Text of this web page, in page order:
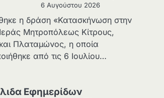
6 Αυγούστου 2026
η δράση «Κατασκήνωση στην
Μητροπόλεως Κίτρους,
Πλαταμώνος, η οποία
από τις 6 Ιουλίου…
Εφημερίδων